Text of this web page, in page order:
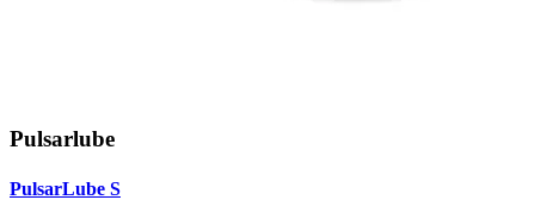
Pulsarlube
PulsarLube S